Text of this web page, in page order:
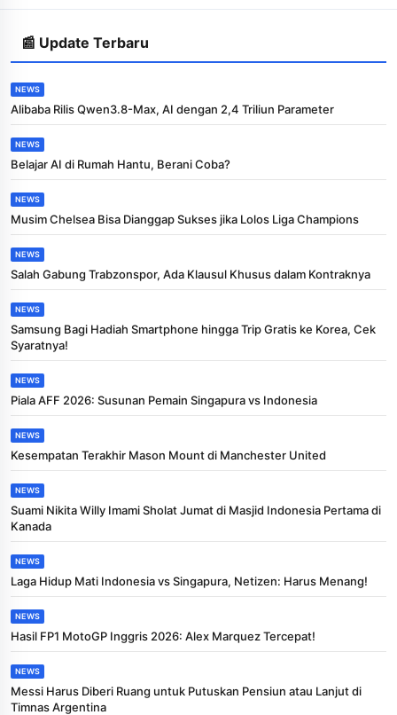
📰 Update Terbaru
NEWS
Alibaba Rilis Qwen3.8-Max, AI dengan 2,4 Triliun Parameter
NEWS
Belajar AI di Rumah Hantu, Berani Coba?
NEWS
Musim Chelsea Bisa Dianggap Sukses jika Lolos Liga Champions
NEWS
Salah Gabung Trabzonspor, Ada Klausul Khusus dalam Kontraknya
NEWS
Samsung Bagi Hadiah Smartphone hingga Trip Gratis ke Korea, Cek
Syaratnya!
NEWS
Piala AFF 2026: Susunan Pemain Singapura vs Indonesia
NEWS
Kesempatan Terakhir Mason Mount di Manchester United
NEWS
Suami Nikita Willy Imami Sholat Jumat di Masjid Indonesia Pertama di
Kanada
NEWS
Laga Hidup Mati Indonesia vs Singapura, Netizen: Harus Menang!
NEWS
Hasil FP1 MotoGP Inggris 2026: Alex Marquez Tercepat!
NEWS
Messi Harus Diberi Ruang untuk Putuskan Pensiun atau Lanjut di
Timnas Argentina